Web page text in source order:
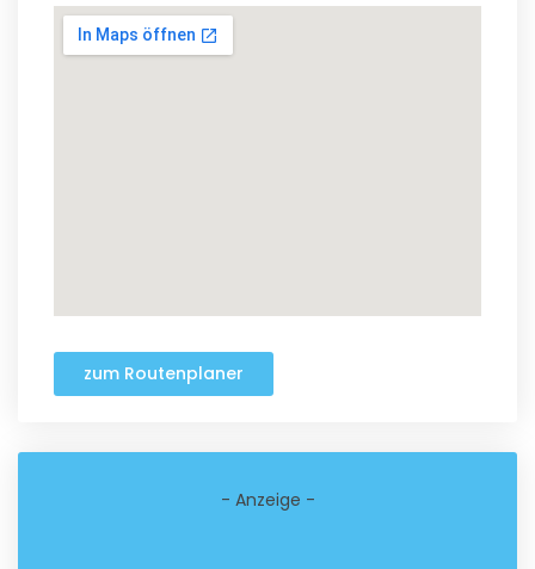
zum Routenplaner
- Anzeige -